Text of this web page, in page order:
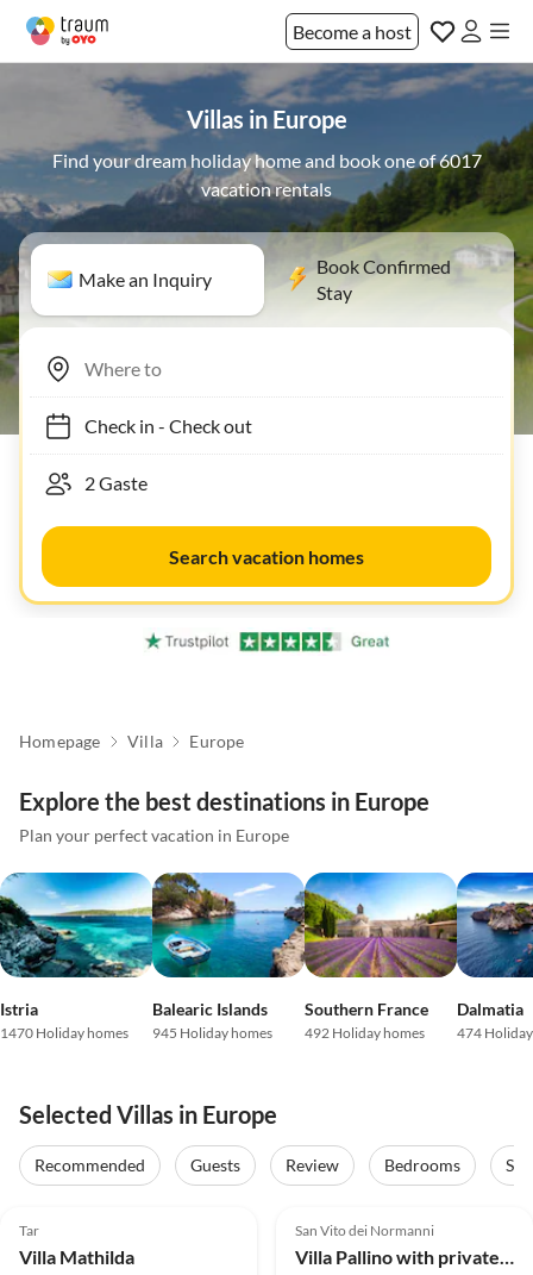
Become a host
Villas in Europe
Find your dream holiday home and book one of 6017
vacation rentals
Make an Inquiry
Book Confirmed
Stay
Check in- Check out
Search vacation homes
Homepage Villa Europe
Explore the best destinations in Europe
Plan your perfect vacation in Europe
Istria
1470 Holiday homes
Balearic Islands
945 Holiday homes
Southern France
492 Holiday homes
Dalmatia
474
Selected Villas in Europe
Recommended Guests Review Bedrooms
Top-Listing
Tar
Villa Mathilda
Top-Listing
San Vito dei Normanni
Villa Pallino with private pool